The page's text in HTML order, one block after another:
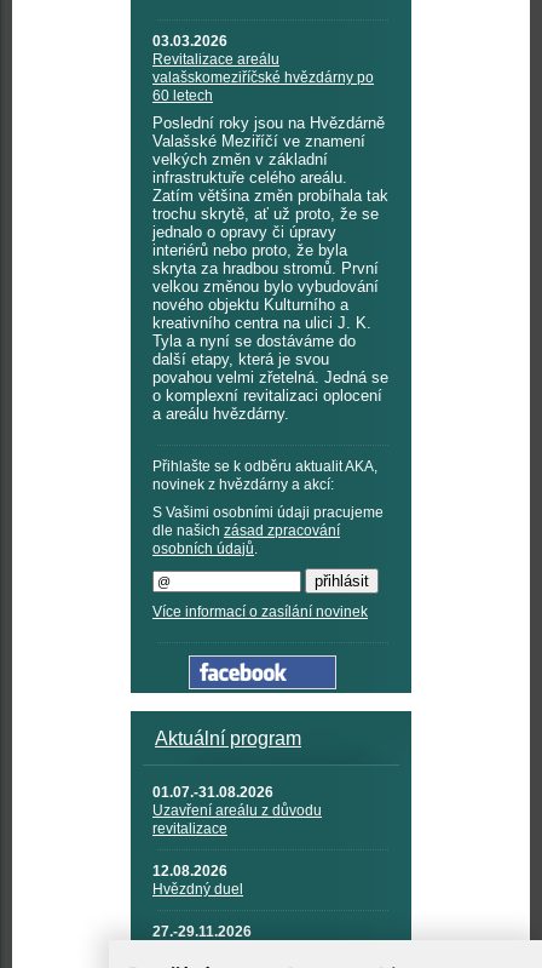
03.03.2026
Revitalizace areálu
valašskomeziříčské hvězdárny po
60 letech
Poslední roky jsou na Hvězdárně
Valašské Meziříčí ve znamení
velkých změn v základní
infrastruktuře celého areálu.
Zatím většina změn probíhala tak
trochu skrytě, ať už proto, že se
jednalo o opravy či úpravy
interiérů nebo proto, že byla
skryta za hradbou stromů. První
velkou změnou bylo vybudování
nového objektu Kulturního a
kreativního centra na ulici J. K.
Tyla a nyní se dostáváme do
další etapy, která je svou
povahou velmi zřetelná. Jedná se
o komplexní revitalizaci oplocení
a areálu hvězdárny.
Přihlašte se k odběru aktualit AKA,
novinek z hvězdárny a akcí:
S Vašimi osobními údaji pracujeme
dle našich zásad zpracování
osobních údajů.
Více informací o zasílání novinek
Aktuální program
01.07.-31.08.2026
Uzavření areálu z důvodu
revitalizace
12.08.2026
Hvězdný duel
27.-29.11.2026